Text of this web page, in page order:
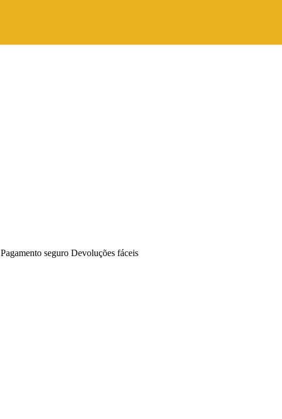
Pagamento seguro Devoluções fáceis